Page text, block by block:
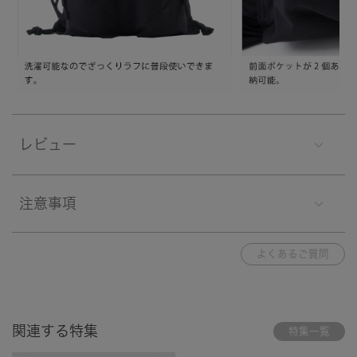
レビュー
注意事項
よくあるご質問
関連する特集 特集一覧